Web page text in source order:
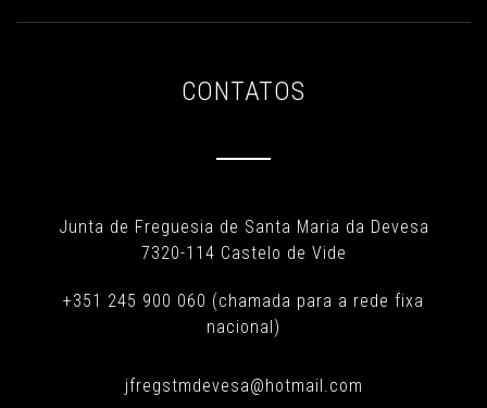
CONTATOS
Junta de Freguesia de Santa Maria da Devesa
7320-114 Castelo de Vide
+351 245 900 060 (chamada para a rede fixa
nacional)
jfregstmdevesa@hotmail.com